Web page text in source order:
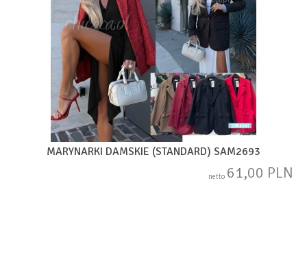
MARYNARKI DAMSKIE (STANDARD) SAM2693
netto 61,00 PLN